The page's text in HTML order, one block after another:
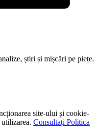
știri și mișcări pe piețe.
site-ului și cookie-
Consultați Politica